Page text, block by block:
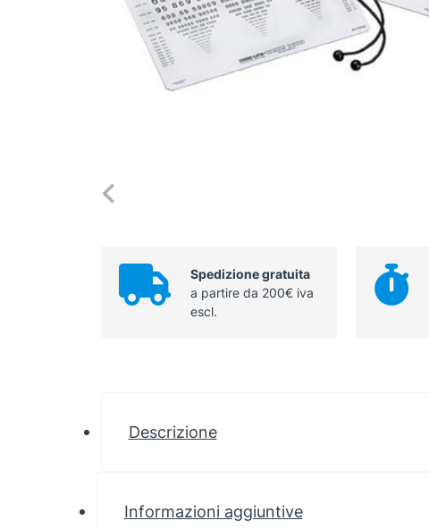
Spedizione gratuita
a partire da 200€ iva
escl.
Descrizione
Informazioni aggiuntive